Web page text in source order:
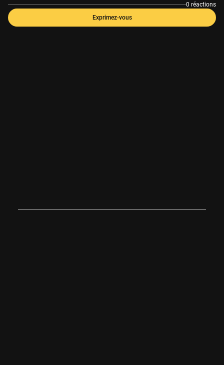
0 réactions
Exprimez-vous